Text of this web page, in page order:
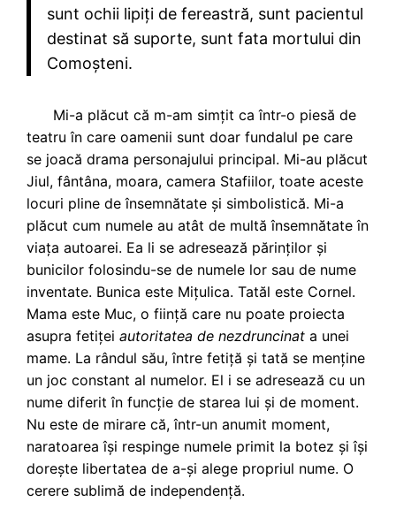
sunt ochii lipiți de fereastră, sunt pacientul
destinat să suporte, sunt fata mortului din
Comoșteni.
Mi-a plăcut că m-am simțit ca într-o piesă de
teatru în care oamenii sunt doar fundalul pe care
se joacă drama personajului principal. Mi-au plăcut
Jiul, fântâna, moara, camera Stafiilor, toate aceste
locuri pline de însemnătate și simbolistică. Mi-a
plăcut cum numele au atât de multă însemnătate în
viața autoarei. Ea li se adresează părinților și
bunicilor folosindu-se de numele lor sau de nume
inventate. Bunica este Mițulica. Tatăl este Cornel.
Mama este Muc, o ființă care nu poate proiecta
asupra fetițeiautoritatea de nezdruncinat a unei
mame. La rândul său, între fetiță și tată se menține
un joc constant al numelor. El i se adresează cu un
nume diferit în funcție de starea lui și de moment.
Nu este de mirare că, într-un anumit moment,
naratoareaîși respinge numele primit la botez și își
dorește libertatea de a-și alege propriul nume. O
cerere sublimă de independență.